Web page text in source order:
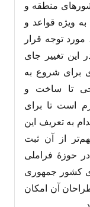
منطقه و
ویژه قواعد و
مورد توجه قرار
این تغییر جای
برای شروع به
تا ساخت و
است تا برای
به تعریف این
از آن ثبت
حوزۀ فراملی
کشور جمهوری
آن امکان